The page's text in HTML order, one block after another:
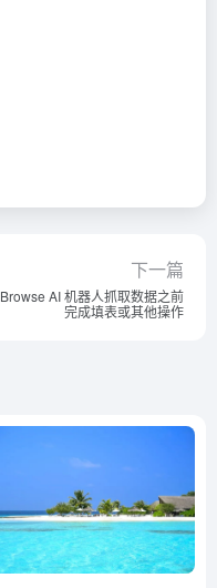
下一篇
Browse AI 机器人抓取数据之前
完成填表或其他操作